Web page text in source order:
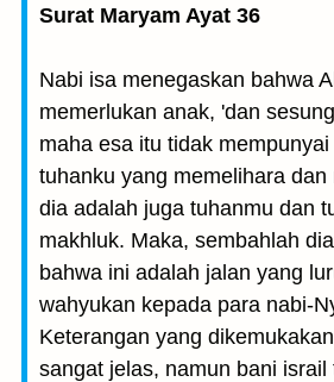
Surat Maryam Ayat 36
Nabi isa menegaskan bahwa
memerlukan anak, 'dan
maha esa itu tidak
tuhanku yang memelihara
dia adalah juga tuhanmu dan
makhluk. Maka, sembahlah
bahwa ini adalah jalan yang
wahyukan kepada para nabi-
Keterangan yang
sangat jelas, namun bani israil